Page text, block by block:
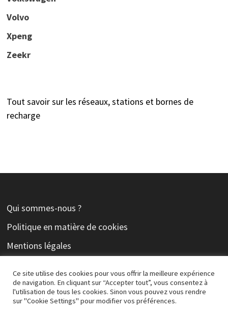
Volvo
Xpeng
Zeekr
Tout savoir sur les réseaux, stations et bornes de
recharge
Qui sommes-nous ?
Politique en matière de cookies
Mentions légales
Ce site utilise des cookies pour vous offrir la meilleure expérience
de navigation. En cliquant sur “Accepter tout”, vous consentez à
l'utilisation de tous les cookies. Sinon vous pouvez vous rendre
sur "Cookie Settings" pour modifier vos préférences.